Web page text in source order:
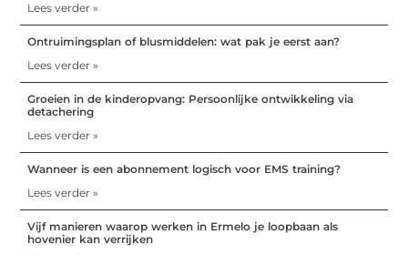
Lees verder »
Ontruimingsplan of blusmiddelen: wat pak je eerst aan?
Lees verder »
Groeien in de kinderopvang: Persoonlijke ontwikkeling via
detachering
Lees verder »
Wanneer is een abonnement logisch voor EMS training?
Lees verder »
Vijf manieren waarop werken in Ermelo je loopbaan als
hovenier kan verrijken